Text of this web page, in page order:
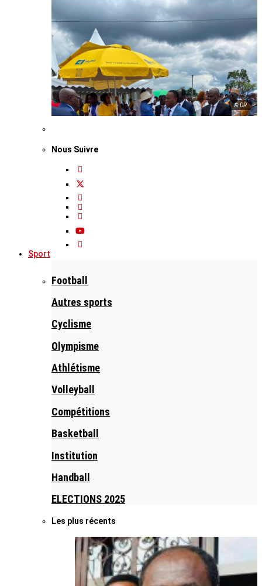
© DR
Nous Suivre
Sport
Football
Autres sports
Cyclisme
Olympisme
Athlétisme
Volleyball
Compétitions
Basketball
Institution
Handball
ELECTIONS 2025
Les plus récents